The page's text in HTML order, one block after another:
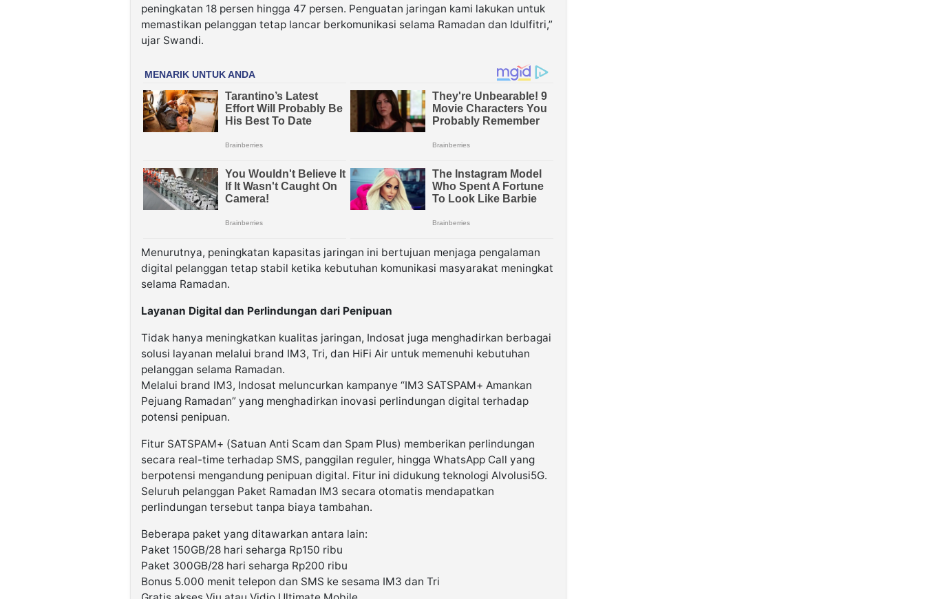
peningkatan 18 persen hingga 47 persen. Penguatan jaringan kami lakukan untuk
memastikan pelanggan tetap lancar berkomunikasi selama Ramadan dan Idulfitri,”
ujar Swandi.
Menurutnya, peningkatan kapasitas jaringan ini bertujuan menjaga pengalaman
digital pelanggan tetap stabil ketika kebutuhan komunikasi masyarakat meningkat
selama Ramadan.
Layanan Digital dan Perlindungan dari Penipuan
Tidak hanya meningkatkan kualitas jaringan, Indosat juga menghadirkan berbagai
solusi layanan melalui brand IM3, Tri, dan HiFi Air untuk memenuhi kebutuhan
pelanggan selama Ramadan.
Melalui brand IM3, Indosat meluncurkan kampanye “IM3 SATSPAM+ Amankan
Pejuang Ramadan” yang menghadirkan inovasi perlindungan digital terhadap
potensi penipuan.
Fitur SATSPAM+ (Satuan Anti Scam dan Spam Plus) memberikan perlindungan
secara real-time terhadap SMS, panggilan reguler, hingga WhatsApp Call yang
berpotensi mengandung penipuan digital. Fitur ini didukung teknologi AIvolusi5G.
Seluruh pelanggan Paket Ramadan IM3 secara otomatis mendapatkan
perlindungan tersebut tanpa biaya tambahan.
Beberapa paket yang ditawarkan antara lain:
Paket 150GB/28 hari seharga Rp150 ribu
Paket 300GB/28 hari seharga Rp200 ribu
Bonus 5.000 menit telepon dan SMS ke sesama IM3 dan Tri